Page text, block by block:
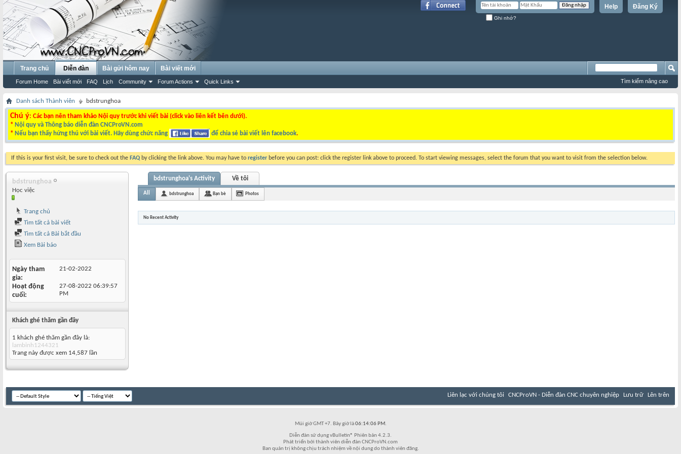
Đăng Ký
Help
Ghi nhớ?
Trang chủ Diễn đàn
Forum Home Bài viết mới FAQ Lịch Community Forum Actions Quick Links
Bài gửi hôm nay Bài viết mới
Tìm kiếm nâng cao
Danh sách Thành viên bdstrunghoa
Chú ý: Các bạn nên tham khảo Nội quy trước khi viết bài (click vào liên kết bên dưới).
* Nội quy và Thông báo diễn đàn CNCProVN.com
* Nếu bạn thấy hứng thú với bài viết. Hãy dùng chức năng để chia sẻ bài viết lên facebook.
If this is your first visit, be sure to check out the FAQ by clicking the link above. You may have to register before you can post: click the register link above to proceed. To start viewing messages, select the forum that you want to visit from the selection below.
bdstrunghoa
Học việc
Trang chủ
Tìm tất cả bài viết
Tìm tất cả Bài bắt đầu
Xem Bài báo
Ngày tham
gia
21-02-2022
Hoạt động
cuối
27-08-2022 06:39:57
PM
Khách ghé thăm gần đây
1 khách ghé thăm gần đây là:
lambinh1244321
Trang này được xem 14,587 lần
bdstrunghoa's Activity Về tôi
All bdstrunghoa Bạn bè Photos
No Recent Activity
Liên lạc với chúng tôi CNCProVN - Diễn đàn CNC chuyên nghiệp Lưu trữ Lên trên
Múi giờ GMT +7. Bây giờ là06:14:06 PM.
Diễn đàn sử dụng vBulletin® Phiên bản 4.2.3.
Phát triển bởi thành viên diễn đàn CNCProVN.com
Ban quản trị không chịu trách nhiệm về nội dung do thành viên đăng.